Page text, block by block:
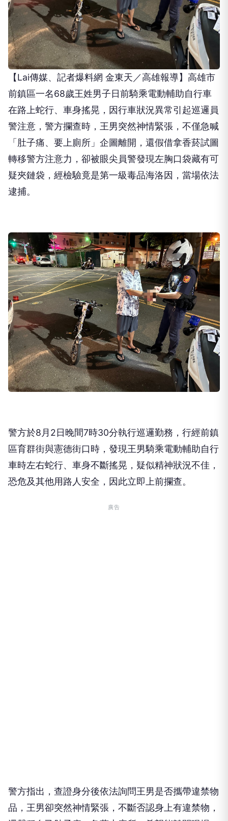
【Lai傳媒、記者爆料網 金東天／高雄報導】高雄市
前鎮區一名68歲王姓男子日前騎乘電動輔助自行車
在路上蛇行、車身搖晃，因行車狀況異常引起巡邏員
警注意，警方攔查時，王男突然神情緊張，不僅急喊
「肚子痛、要上廁所」企圖離開，還假借拿香菸試圖
轉移警方注意力，卻被眼尖員警發現左胸口袋藏有可
疑夾鏈袋，經檢驗竟是第一級毒品海洛因，當場依法
逮捕。
警方於8月2日晚間7時30分執行巡邏勤務，行經前鎮
區育群街與憲德街口時，發現王男騎乘電動輔助自行
車時左右蛇行、車身不斷搖晃，疑似精神狀況不佳，
恐危及其他用路人安全，因此立即上前攔查。
品，王男卻突然神情緊張，不斷否認身上有違禁物，
還聲稱自己肚子痛、急著上廁所，希望能離開現場，